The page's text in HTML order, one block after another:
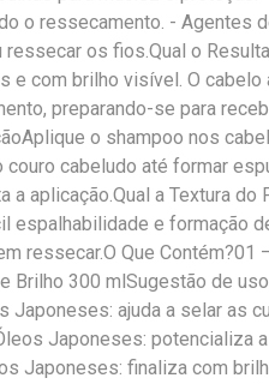
o ressecamento. - Agentes
os fios.Qual o
com brilho visível. O cabelo
preparando-se para
o shampoo nos
cabeludo até formar
a aplicação.Qual a Textura
espalhabilidade e formação
ressecar.O Que Contém?01
Brilho 300 mlSugestão de
Japoneses: ajuda a selar as
Japoneses: potencializa
Japoneses: finaliza com